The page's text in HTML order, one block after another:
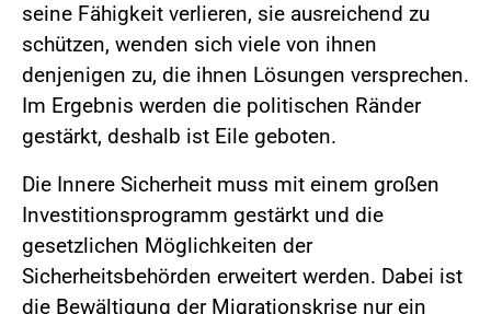
seine Fähigkeit verlieren, sie ausreichend zu
schützen, wenden sich viele von ihnen
denjenigen zu, die ihnen Lösungen versprechen.
Im Ergebnis werden die politischen Ränder
gestärkt, deshalb ist Eile geboten.
Die Innere Sicherheit muss mit einem großen
Investitionsprogramm gestärkt und die
gesetzlichen Möglichkeiten der
Sicherheitsbehörden erweitert werden. Dabei ist
die Bewältigung der Migrationskrise nur ein